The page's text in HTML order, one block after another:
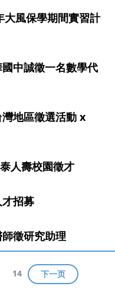
風保學期間實習計
中誠徵一名數學代
地區徵選活動 x
人壽校園徵才
招募
徵研究助理
14 下一页